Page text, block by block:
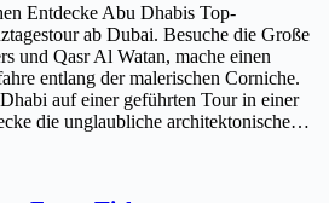
Entdecke Abu Dhabis Top-
ab Dubai. Besuche die Große
und Qasr Al Watan, mache einen
entlang der malerischen Corniche.
auf einer geführten Tour in einer
die unglaubliche architektonische…